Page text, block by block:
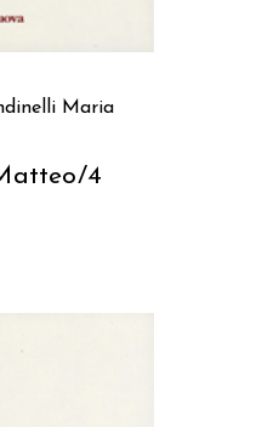
Maria
4